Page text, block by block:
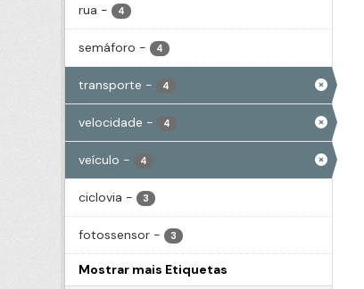
rua - 4
semáforo - 4
transporte - 4
velocidade - 4
veículo - 4
ciclovia - 3
fotossensor - 3
Mostrar mais Etiquetas